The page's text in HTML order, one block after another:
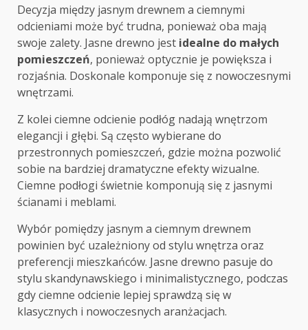
Decyzja między jasnym drewnem a ciemnymi
odcieniami może być trudna, ponieważ oba mają
swoje zalety. Jasne drewno jest idealne do małych
pomieszczeń, ponieważ optycznie je powiększa i
rozjaśnia. Doskonale komponuje się z nowoczesnymi
wnętrzami.
Z kolei ciemne odcienie podłóg nadają wnętrzom
elegancji i głębi. Są często wybierane do
przestronnych pomieszczeń, gdzie można pozwolić
sobie na bardziej dramatyczne efekty wizualne.
Ciemne podłogi świetnie komponują się z jasnymi
ścianami i meblami.
Wybór pomiędzy jasnym a ciemnym drewnem
powinien być uzależniony od stylu wnętrza oraz
preferencji mieszkańców. Jasne drewno pasuje do
stylu skandynawskiego i minimalistycznego, podczas
gdy ciemne odcienie lepiej sprawdzą się w
klasycznych i nowoczesnych aranżacjach.